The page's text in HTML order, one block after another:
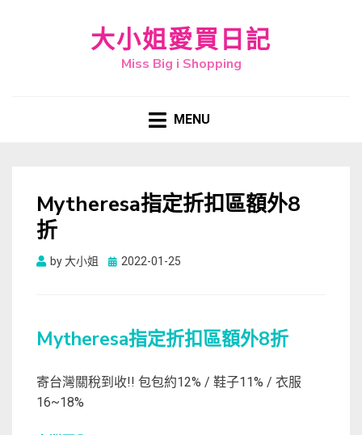
大小姐愛買日記
Miss Big i Shopping
MENU
Mytheresa指定折扣區額外8
折
by大小姐
Posted
2022-01-25
Mytheresa指定折扣區額外8折
寄台灣關稅到收!! 包包約12% / 鞋子11% / 衣服
16~18%